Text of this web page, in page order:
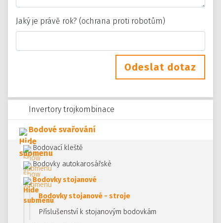
Invertory trojkombinace
Bodové svařování
Bodovací kleště
Bodovky autokarosářské
Bodovky stojanové
Bodovky stojanové - stroje
Příslušenství k stojanovým bodovkám
Jaký je právě rok? (ochrana proti robotům)
Odeslat dotaz